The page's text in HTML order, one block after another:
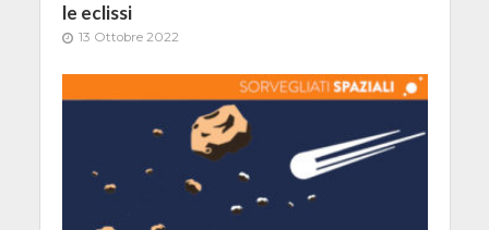
le eclissi
13 Ottobre 2022